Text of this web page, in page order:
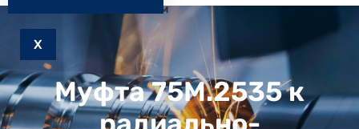
Запчасти к станкам
X
Муфта 75М.2535 к